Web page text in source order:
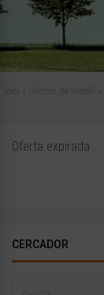
Oferta expirada
CERCADOR